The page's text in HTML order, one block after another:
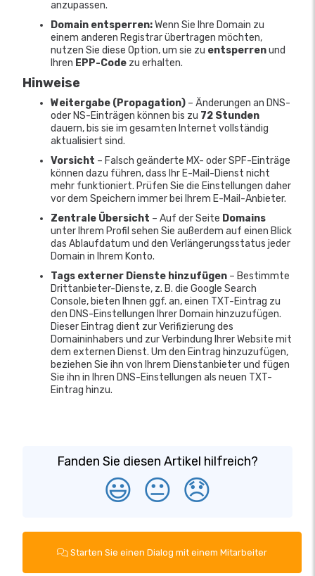
anzupassen.
Domain entsperren:Wenn Sie Ihre Domain zu
einem anderen Registrar übertragen möchten,
nutzen Sie diese Option, um sie zu entsperrenund
Ihren EPP-Code zu erhalten.
Hinweise
Weitergabe (Propagation) – Änderungen an DNS-
oder NS-Einträgen können bis zu 72 Stunden
dauern, bis sie im gesamten Internet vollständig
aktualisiert sind.
Vorsicht – Falsch geänderte MX- oder SPF-Einträge
können dazu führen, dass Ihr E-Mail-Dienst nicht
mehr funktioniert. Prüfen Sie die Einstellungen daher
vor dem Speichern immer bei Ihrem E-Mail-Anbieter.
Zentrale Übersicht – Auf der Seite Domains
unter Ihrem Profil sehen Sie außerdem auf einen Blick
das Ablaufdatum und den Verlängerungsstatus jeder
Domain in Ihrem Konto.
Tags externer Dienste hinzufügen – Bestimmte
Drittanbieter-Dienste, z. B. die Google Search
Console, bieten Ihnen ggf. an, einen TXT-Eintrag zu
den DNS-Einstellungen Ihrer Domain hinzuzufügen.
Dieser Eintrag dient zur Verifizierung des
Domaininhabers und zur Verbindung Ihrer Website mit
dem externen Dienst. Um den Eintrag hinzuzufügen,
beziehen Sie ihn von Ihrem Dienstanbieter und fügen
Sie ihn in Ihren DNS-Einstellungen als neuen TXT-
Eintrag hinzu.
Fanden Sie diesen Artikel hilfreich?
😃 😐 😞
Starten Sie einen Dialog mit einem Mitarbeiter